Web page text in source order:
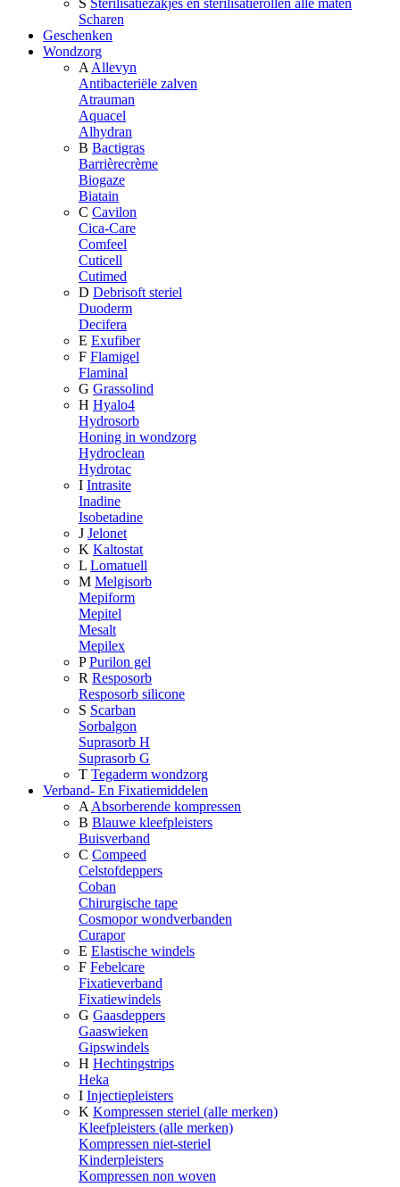
S Sterilisatiezakjes en sterilisatierollen alle maten
Scharen
Geschenken
Wondzorg
A Allevyn
Antibacteriële zalven
Atrauman
Aquacel
Alhydran
B Bactigras
Barrièrecrème
Biogaze
Biatain
C Cavilon
Cica-Care
Comfeel
Cuticell
Cutimed
D Debrisoft steriel
Duoderm
Decifera
E Exufiber
F Flamigel
Flaminal
G Grassolind
H Hyalo4
Hydrosorb
Honing in wondzorg
Hydroclean
Hydrotac
I Intrasite
Inadine
Isobetadine
J Jelonet
K Kaltostat
L Lomatuell
M Melgisorb
Mepiform
Mepitel
Mesalt
Mepilex
P Purilon gel
R Resposorb
Resposorb silicone
S Scarban
Sorbalgon
Suprasorb H
Suprasorb G
T Tegaderm wondzorg
Verband- En Fixatiemiddelen
A Absorberende kompressen
B Blauwe kleefpleisters
Buisverband
C Compeed
Celstofdeppers
Coban
Chirurgische tape
Cosmopor wondverbanden
Curapor
E Elastische windels
F Febelcare
Fixatieverband
Fixatiewindels
G Gaasdeppers
Gaaswieken
Gipswindels
H Hechtingstrips
Heka
I Injectiepleisters
K Kompressen steriel (alle merken)
Kleefpleisters (alle merken)
Kompressen niet-steriel
Kinderpleisters
Kompressen non woven